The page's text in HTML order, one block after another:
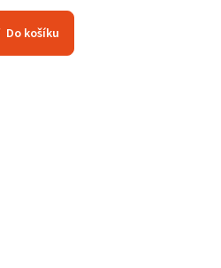
hodnocení
produktu
Do košíku